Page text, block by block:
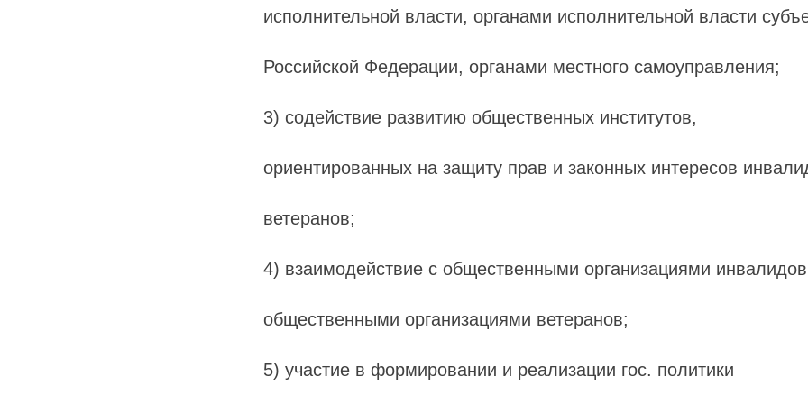
исполнительной власти, органами исполнительной власти
Российской Федерации, органами местного самоуправления;
3) содействие развитию общественных институтов,
ориентированных на защиту прав и законных интересов
ветеранов;
4) взаимодействие с общественными организациями
общественными организациями ветеранов;
5) участие в формировании и реализации гос. политики